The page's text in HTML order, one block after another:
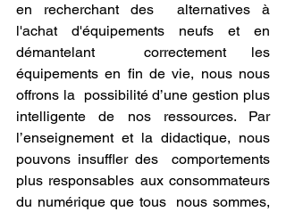
en recherchant des  alternatives à
l'achat d'équipements neufs et en
démantelant  correctement les
équipements en fin de vie, nous nous
offrons la  possibilité d’une gestion plus
intelligente de nos ressources. Par
l’enseignement et la didactique, nous
pouvons insuffler des  comportements
plus responsables aux consommateurs
du numérique que tous  nous sommes,